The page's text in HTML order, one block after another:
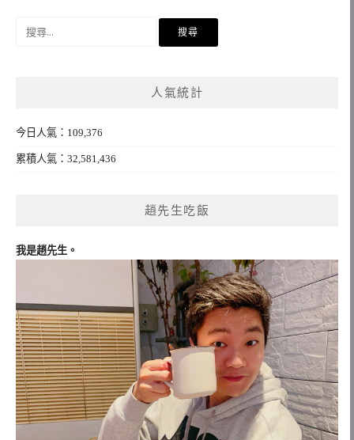
人氣統計
今日人氣：109,376
累積人氣：32,581,436
趙先生吃飯
我是趙先生。